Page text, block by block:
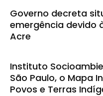
Governo decreta
emergência devido
Acre
Instituto
São Paulo, o Mapa
Povos e Terras